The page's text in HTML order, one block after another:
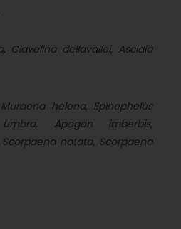
, Clavelina dellavallei, Ascidia
Muraena helena, Epinephelus
, Apogon imberbis,
Scorpaena notata, Scorpaena